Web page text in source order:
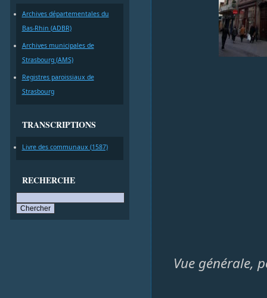
Archives départementales du
Bas-Rhin (ADBR)
Archives municipales de
Strasbourg (AMS)
Registres paroissiaux de
Strasbourg
TRANSCRIPTIONS
Livre des communaux (1587)
RECHERCHE
Vue générale,